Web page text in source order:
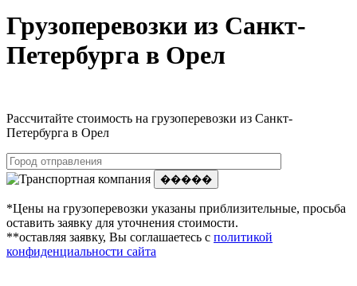
Грузоперевозки из Санкт-
Петербурга в Орел
Рассчитайте стоимость на грузоперевозки из Санкт-
Петербурга в Орел
�����
*Цены на грузоперевозки указаны приблизительные, просьба
оставить заявку для уточнения стоимости.
**оставляя заявку, Вы соглашаетесь с политикой
конфиденциальности сайта